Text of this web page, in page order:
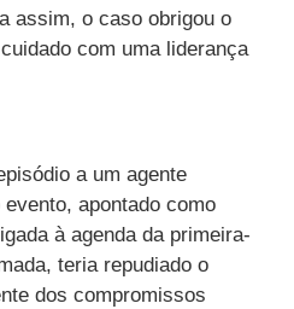
assim, o caso obrigou o
com uma liderança
a um agente
apontado como
à agenda da primeira-
teria repudiado o
dos compromissos